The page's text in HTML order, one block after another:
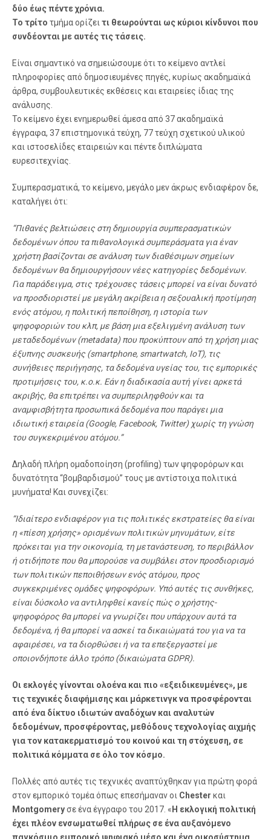
δύο έως πέντε χρόνια.
Το τρίτο τμήμα ορίζει τι θεωρούνται ως κύριοι κίνδυνοι που
συνδέονται με αυτές τις τάσεις.
Είναι σημαντικό να σημειώσουμε ότι το κείμενο αντλεί
πληροφορίες από δημοσιευμένες πηγές, κυρίως ακαδημαϊκά
άρθρα, συμβουλευτικές εκθέσεις και εταιρείες ίδιας της
ανάλυσης.
Το κείμενο έχει ενημερωθεί άμεσα από 37 ακαδημαϊκά
έγγραφα, 37 επιστημονικά τεύχη, 77 τεύχη σχετικού υλικού
και ιστοσελίδες εταιρειών και πέντε διπλώματα
ευρεσιτεχνίας.
Συμπερασματικά, το κείμενο, μεγάλο μεν άκρως ενδιαφέρον δε,
καταλήγει ότι:
“Πιθανές βελτιώσεις στη δημιουργία συμπερασματικών
δεδομένων όπου τα πιθανολογικά συμπεράσματα για έναν
χρήστη βασίζονται σε ανάλυση των διαθέσιμων σημείων
δεδομένων θα δημιουργήσουν νέες κατηγορίες δεδομένων.
Για παράδειγμα, στις τρέχουσες τάσεις μπορεί να είναι δυνατό
να προσδιοριστεί με μεγάλη ακρίβεια η σεξουαλική προτίμηση
ενός ατόμου, η πολιτική πεποίθηση, η ιστορία των
ψηφοφοριών του κλπ, με βάση μια εξελιγμένη ανάλυση των
μεταδεδομένων (metadata) που προκύπτουν από τη χρήση μιας
έξυπνης συσκευής (smartphone, smartwatch, IoT), τις
συνήθειες περιήγησης, τα δεδομένα υγείας του, τις εμπορικές
προτιμήσεις του, κ.ο.κ. Εάν η διαδικασία αυτή γίνει αρκετά
ακριβής, θα επιτρέπει να συμπεριληφθούν και τα
αναμφισβήτητα προσωπικά δεδομένα που παράγει μια
ιδιωτική εταιρεία (Google, Facebook, Twitter) χωρίς τη γνώση
του συγκεκριμένου ατόμου.”
Δηλαδή πλήρη ομαδοποίηση (profiling) των ψηφορόρων και
δυνατότητα “βομβαρδισμού” τους με αντίστοιχα πολιτικά
μυνήματα! Και συνεχίζει:
“Ιδιαίτερο ενδιαφέρον για τις πολιτικές εκστρατείες θα είναι
η «πίεση χρήσης» ορισμένων πολιτικών μηνυμάτων, είτε
πρόκειται για την οικονομία, τη μετανάστευση, το περιβάλλον
ή οτιδήποτε που θα μπορούσε να συμβάλει στον προσδιορισμό
των πολιτικών πεποιθήσεων ενός ατόμου, προς
συγκεκριμένες ομάδες ψηφοφόρων. Υπό αυτές τις συνθήκες,
είναι δύσκολο να αντιληφθεί κανείς πώς ο χρήστης-
ψηφοφόρος θα μπορεί να γνωρίζει που υπάρχουν αυτά τα
δεδομένα, ή θα μπορεί να ασκεί τα δικαιώματά του για να τα
αφαιρέσει, να τα διορθώσει ή να τα επεξεργαστεί με
οποιονδήποτε άλλο τρόπο (δικαιώματα GDPR).
Οι εκλογές γίνονται ολοένα και πιο «εξειδικευμένες», με
τις τεχνικές διαφήμισης και μάρκετινγκ να προσφέρονται
από ένα δίκτυο ιδιωτών αναδόχων και αναλυτών
δεδομένων, προσφέροντας, μεθόδους τεχνολογίας αιχμής
για τον κατακερματισμό του κοινού και τη στόχευση, σε
πολιτικά κόμματα σε όλο τον κόσμο.
Πολλές από αυτές τις τεχνικές αναπτύχθηκαν για πρώτη φορά
στον εμπορικό τομέα όπως επεσήμαναν οι Chester και
Montgomeryσε ένα έγγραφο του 2017. « Η εκλογική πολιτική
έχει πλέον ενσωματωθεί πλήρως σε ένα αυξανόμενο